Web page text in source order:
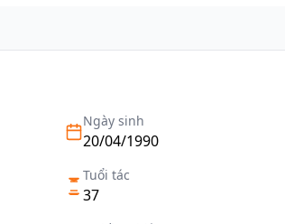
Ngày sinh
20/04/1990
Tuổi tác
37